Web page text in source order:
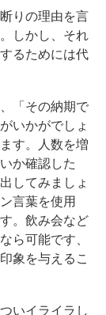
りの理由を言
しかし、それ
るためには代
「その納期で
いかがでしょ
す。人数を増
か確認した
してみましょ
言葉を使用
。飲み会など
ら可能です、
象を与えるこ
いイライラし